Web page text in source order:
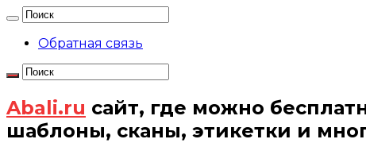
Обратная связь
Abali.ru сайт, где можно
шаблоны, сканы, этикетки и